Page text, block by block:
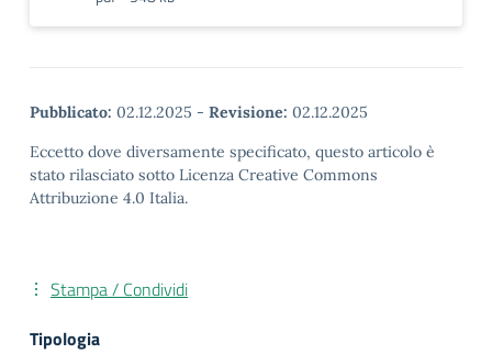
Pubblicato: 02.12.2025 - Revisione: 02.12.2025
Eccetto dove diversamente specificato, questo articolo è
stato rilasciato sotto Licenza Creative Commons
Attribuzione 4.0 Italia.
Stampa / Condividi
Tipologia